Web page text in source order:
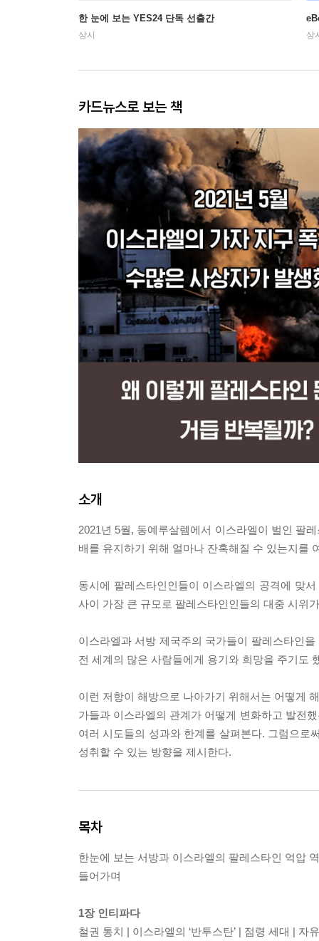
한 눈에 보는 YES24 단독 선출간
상시 상
카드뉴스로 보는 책
소개
2021년 5월, 동예루살렘에서 이스라엘이 벌인 팔
배를 유지하기 위해 얼마나 잔혹해질 수 있는지를
동시에 팔레스타인인들이 이스라엘의 공격에 맞
사이 가장 큰 규모로 팔레스타인인들의 대중 시위
이스라엘과 서방 제국주의 국가들이 팔레스타인
전 세계의 많은 사람들에게 용기와 희망을 주기도
이런 저항이 해방으로 나아가기 위해서는 어떻게
가들과 이스라엘의 관계가 어떻게 변화하고 발전
여러 시도들의 성과와 한계를 살펴본다. 그럼으로
성취할 수 있는 방향을 제시한다.
목차
한눈에 보는 서방과 이스라엘의 팔레스타인 억압
들어가며
1장 인티파다
철권 통치 | 이스라엘의 ‘반투스탄’ | 점령 세대 | 자